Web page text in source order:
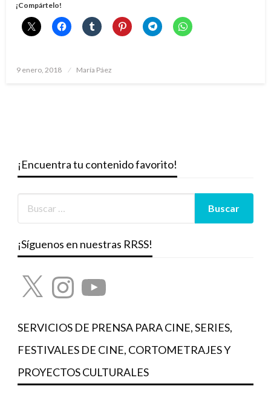
¡Compártelo!
Publicado
9 enero, 2018 María Páez
¡Encuentra tu contenido favorito!
¡Síguenos en nuestras RRSS!
X InstagramYouTube
SERVICIOS DE PRENSA PARA CINE, SERIES,
FESTIVALES DE CINE, CORTOMETRAJES Y
PROYECTOS CULTURALES